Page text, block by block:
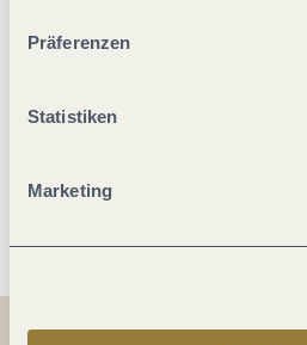
Präferenzen
Statistiken
Marketing
Divers
Weitere Infos